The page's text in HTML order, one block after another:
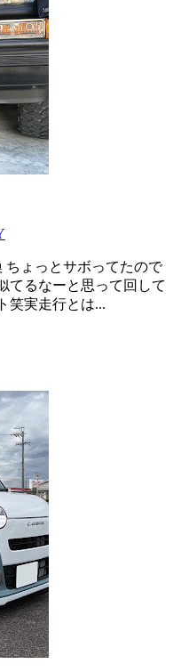
ちょっとサボってたので
てるなーと思って回して
笑実走行とは...